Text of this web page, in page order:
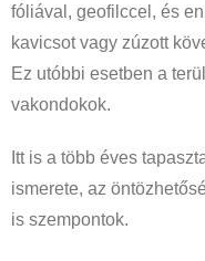
fóliával, geofilccel, és
kavicsot vagy zúzott
Ez utóbbi esetben a
vakondokok.
Itt is a több éves
ismerete, az
is szempontok.